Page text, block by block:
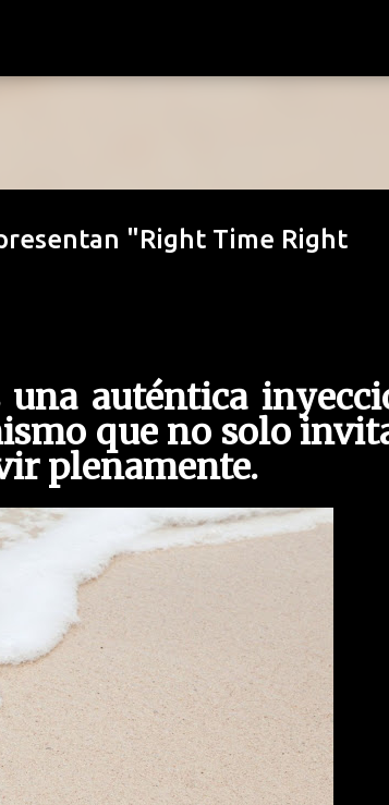
"Right Time Right
una auténtica
que no solo
plenamente.